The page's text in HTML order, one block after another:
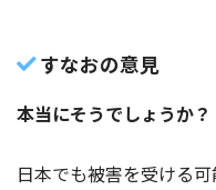
すなおの意見
本当にそうでしょうか？
日本でも被害を受ける